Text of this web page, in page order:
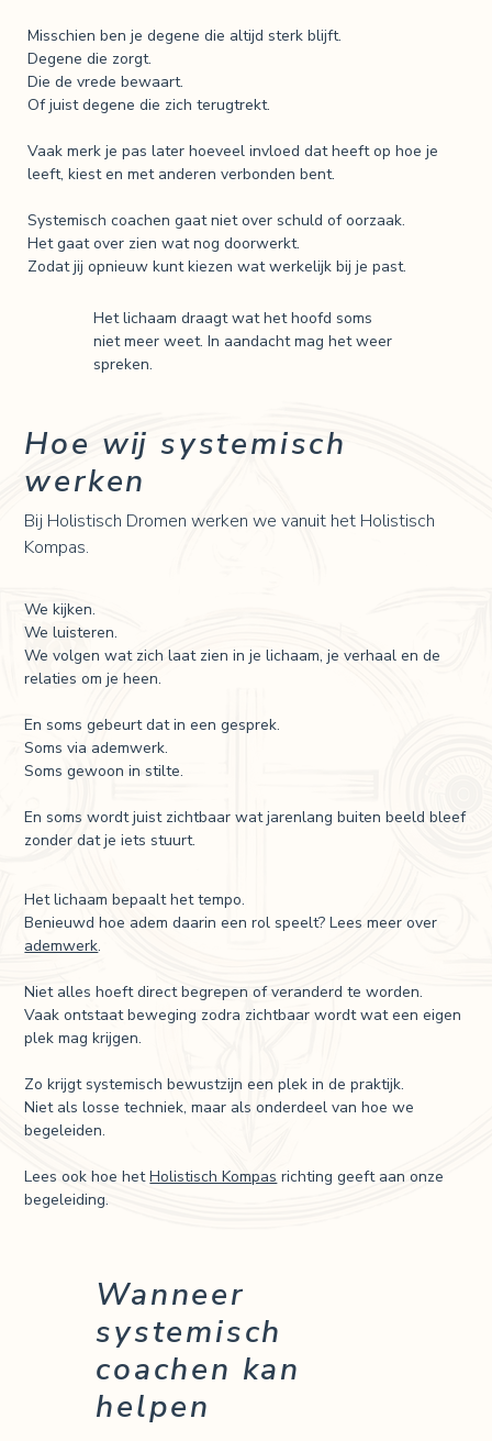
Misschien ben je degene die altijd sterk blijft.
Degene die zorgt.
Die de vrede bewaart.
Of juist degene die zich terugtrekt.
Vaak merk je pas later hoeveel invloed dat heeft op hoe je
leeft, kiest en met anderen verbonden bent.
Systemisch coachen gaat niet over schuld of oorzaak.
Het gaat over zien wat nog doorwerkt.
Zodat jij opnieuw kunt kiezen wat werkelijk bij je past.
Het lichaam draagt wat het hoofd soms
niet meer weet. In aandacht mag het weer
spreken.
Hoe wij systemisch
werken
Bij Holistisch Dromen werken we vanuit het Holistisch
Kompas.
We kijken.
We luisteren.
We volgen wat zich laat zien in je lichaam, je verhaal en de
relaties om je heen.
En soms gebeurt dat in een gesprek.
Soms via ademwerk.
Soms gewoon in stilte.
En soms wordt juist zichtbaar wat jarenlang buiten beeld bleef
zonder dat je iets stuurt.
Het lichaam bepaalt het tempo.
Benieuwd hoe adem daarin een rol speelt? Lees meer over
ademwerk.
Niet alles hoeft direct begrepen of veranderd te worden.
Vaak ontstaat beweging zodra zichtbaar wordt wat een eigen
plek mag krijgen.
Zo krijgt systemisch bewustzijn een plek in de praktijk.
Niet als losse techniek, maar als onderdeel van hoe we
begeleiden.
Lees ook hoe hetHolistisch Kompas richting geeft aan onze
begeleiding.
Wanneer
systemisch
coachen kan
helpen